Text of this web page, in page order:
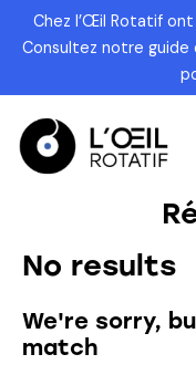
Chez l’Œil Rotatif
Consultez notre guide
No results
We're sorry,
match